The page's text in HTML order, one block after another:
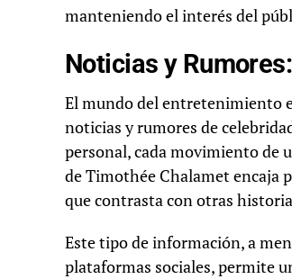
manteniendo el interés del
Noticias y
El mundo del entretenimiento
noticias y rumores de
personal, cada movimiento de
de Timothée Chalamet encaja
que contrasta con otras
Este tipo de información, a
plataformas sociales, permite